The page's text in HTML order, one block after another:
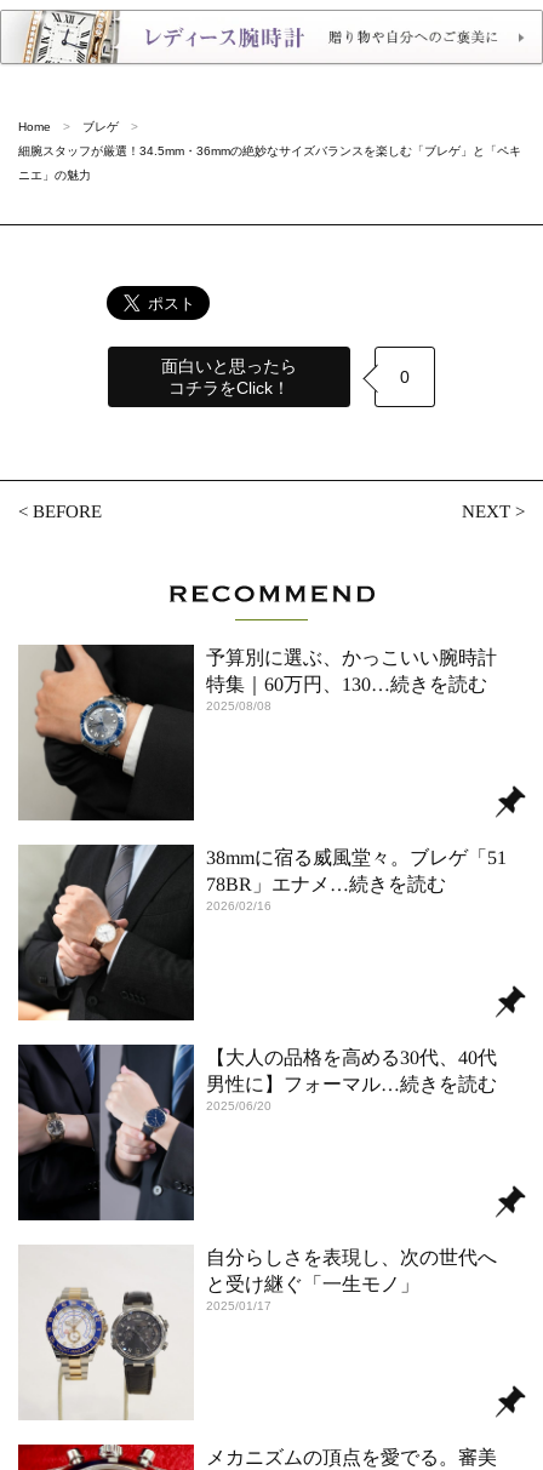
Home
ブレゲ
細腕スタッフが厳選！34.5mm・36mmの絶妙なサイズバランスを楽しむ「ブレゲ」と「ペキ
ニエ」の魅力
面白いと思ったら
コチラをClick！
0
<BEFORE NEXT>
予算別に選ぶ、かっこいい腕時計
特集｜60万円、130…続きを読む
2025/08/08
38mmに宿る威風堂々。ブレゲ「51
78BR」エナメ …続きを読む
2026/02/16
【大人の品格を高める30代、40代
男性に】フォーマル…続きを読む
2025/06/20
自分らしさを表現し、次の世代へ
と受け継ぐ「一生モノ」
2025/01/17
メカニズムの頂点を愛でる。審美